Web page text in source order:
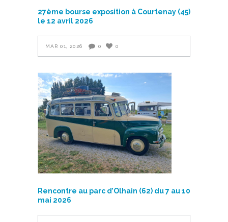
27ème bourse exposition à Courtenay (45)
le 12 avril 2026
MAR 01, 2026 0 0
Rencontre au parc d’Olhain (62) du 7 au 10
mai 2026